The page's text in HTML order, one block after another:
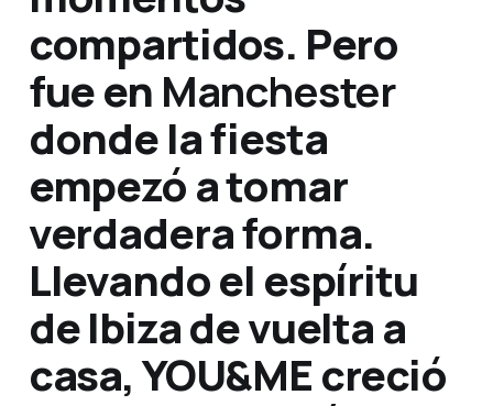
compartidos. Pero
fue en Manchester
donde la fiesta
empezó a tomar
verdadera forma.
Llevando el espíritu
de Ibiza de vuelta a
casa, YOU&ME creció